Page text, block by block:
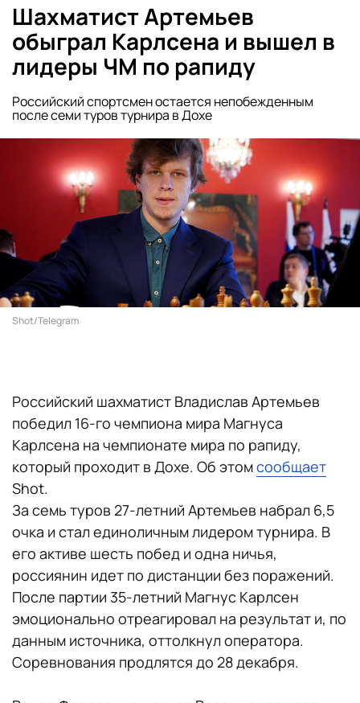
Шахматист Артемьев
обыграл Карлсена и вышел в
лидеры ЧМ по рапиду
Российский спортсмен остается непобежденным
после семи туров турнира в Дохе
Shot/Telegram
Российский шахматист Владислав Артемьев
победил 16-го чемпиона мира Магнуса
Карлсена на чемпионате мира по рапиду,
который проходит в Дохе. Об этомсообщает
Shot.
За семь туров 27-летний Артемьев набрал 6,5
очка и стал единоличным лидером турнира. В
его активе шесть побед и одна ничья,
россиянин идет по дистанции без поражений.
После партии 35-летний Магнус Карлсен
эмоционально отреагировал на результат и, по
данным источника, оттолкнул оператора.
Соревнования продлятся до 28 декабря.